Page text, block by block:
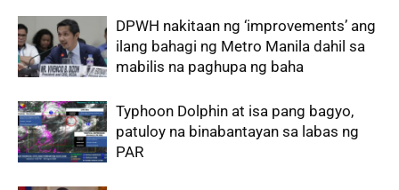
DPWH nakitaan ng ‘improvements’ ang
ilang bahagi ng Metro Manila dahil sa
mabilis na paghupa ng baha
Typhoon Dolphin at isa pang bagyo,
patuloy na binabantayan sa labas ng
PAR